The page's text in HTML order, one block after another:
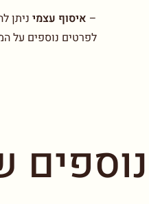
– איסוף עצמיניתן
לפרטים נוספים על